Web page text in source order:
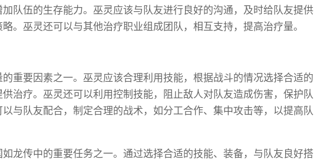
队伍的生存能力。巫灵应该与队友进行良好的沟通，及时给队友提供
。巫灵还可以与其他治疗职业组成团队，相互支持，提高治疗量。
重要因素之一。巫灵应该合理利用技能，根据战斗的情况选择合适的
治疗。巫灵还可以利用控制技能，阻止敌人对队友造成伤害，保护队
与队友配合，制定合理的战术，如分工合作、集中攻击等，以提高队
龙传中的重要任务之一。通过选择合适的技能、装备，与队友良好搭